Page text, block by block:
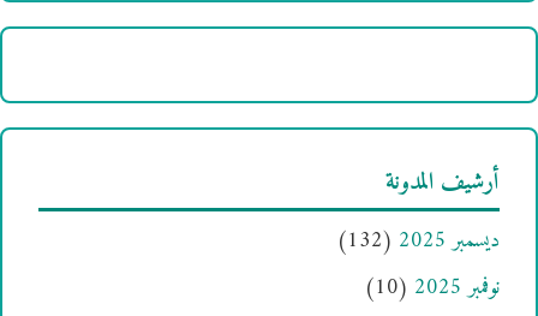
أرشيف المدونة
ديسمبر 2025
(132)
نوفمبر 2025
(10)